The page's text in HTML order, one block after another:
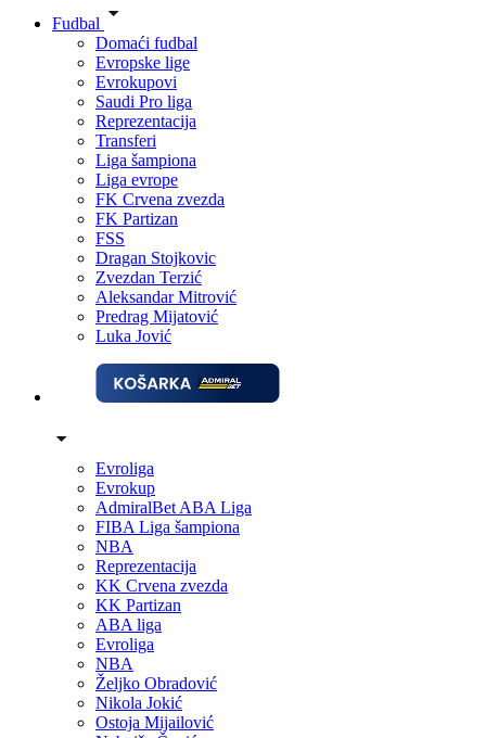
Fudbal
Domaći fudbal
Evropske lige
Evrokupovi
Saudi Pro liga
Reprezentacija
Transferi
Liga šampiona
Liga evrope
FK Crvena zvezda
FK Partizan
FSS
Dragan Stojkovic
Zvezdan Terzić
Aleksandar Mitrović
Predrag Mijatović
Luka Jović
Evroliga
Evrokup
AdmiralBet ABA Liga
FIBA Liga šampiona
NBA
Reprezentacija
KK Crvena zvezda
KK Partizan
ABA liga
Evroliga
NBA
Željko Obradović
Nikola Jokić
Ostoja Mijailović